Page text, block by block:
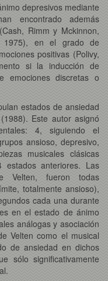
depresivos mediante
encontrado además
Rimm y Mckinnon,
1975), en el grado de
positivas (Polivy,
si la inducción de
emociones discretas o
estados de ansiedad
Este autor asignó
4, siguiendo el
ansioso, depresivo,
musicales clásicas
anteriores. Las
Velten, fueron todas
totalmente ansioso),
cada una durante
en el estado de ánimo
análogas y asociación
Velten como el musical
de ansiedad en dichos
sólo significativamente